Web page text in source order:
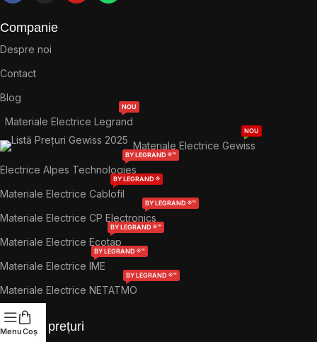
Companie
Despre noi
Contact
Blog
Materiale Electrice Legrand
NOU
Materiale Electrice Gewiss
NOU
Electrice Alpes Technologies
BY LEGRAND ®™
Materiale Electrice Cablofil
BY LEGRAND ®
Materiale Electrice CP Electronics
BY LEGRAND ®™
Materiale Electrice Ecotap
BY LEGRAND ®™
Materiale Electrice IME
BY LEGRAND ®™
Materiale Electrice NETATMO
BY LEGRAND ®™
Liste de prețuri
MenuCoș